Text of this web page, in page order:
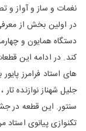
نغمات و ساز و آواز و
در اولین بخش از
دستگاه همایون و
کند. در ادامه این
های استاد فرامرز
جلیل شهناز نوازنده
سنتور. این قطعه در
تکنوازی پیانوی